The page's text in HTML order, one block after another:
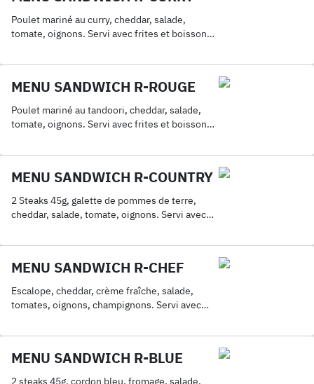
Poulet mariné au curry, cheddar, salade,
tomate, oignons. Servi avec frites et boisson
MENU SANDWICH R-ROUGE
Poulet mariné au tandoori, cheddar, salade,
tomate, oignons. Servi avec frites et boisson
MENU SANDWICH R-COUNTRY
2 Steaks 45g, galette de pommes de terre,
cheddar, salade, tomate, oignons. Servi avec
MENU SANDWICH R-CHEF
Escalope, cheddar, crème fraîche, salade,
tomates, oignons, champignons. Servi avec
MENU SANDWICH R-BLUE
2 steaks 45g, cordon bleu, fromage, salade,